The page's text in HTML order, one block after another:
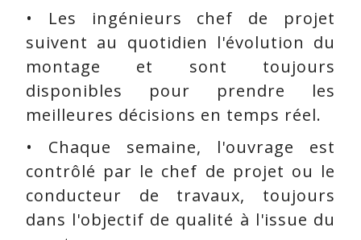
• Les ingénieurs chef de projet
suivent au quotidien l'évolution du
montage et sont toujours
disponibles pour prendre les
meilleures décisions en temps réel.
• Chaque semaine, l'ouvrage est
contrôlé par le chef de projet ou le
conducteur de travaux, toujours
dans l'objectif de qualité à l'issue du